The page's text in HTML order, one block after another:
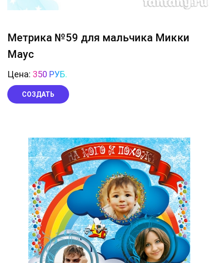
Метрика №59 для мальчика Микки
Маус
Цена: 350 РУБ.
СОЗДАТЬ